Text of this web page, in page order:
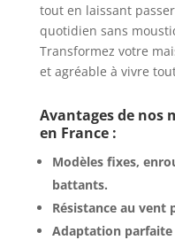
tout en laissant
quotidien sans
Transformez votre
et agréable à vivre
Avantages de nos
en France :
Modèles fixes,
battants.
Résistance au
Adaptation parfaite